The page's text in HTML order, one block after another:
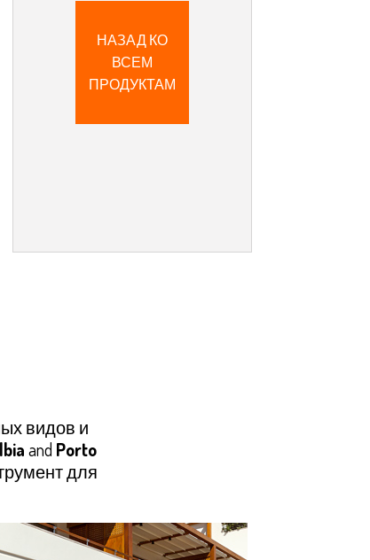
НАЗАД КО
ВСЕМ
ПРОДУКТАМ
видов и
and Porto
для